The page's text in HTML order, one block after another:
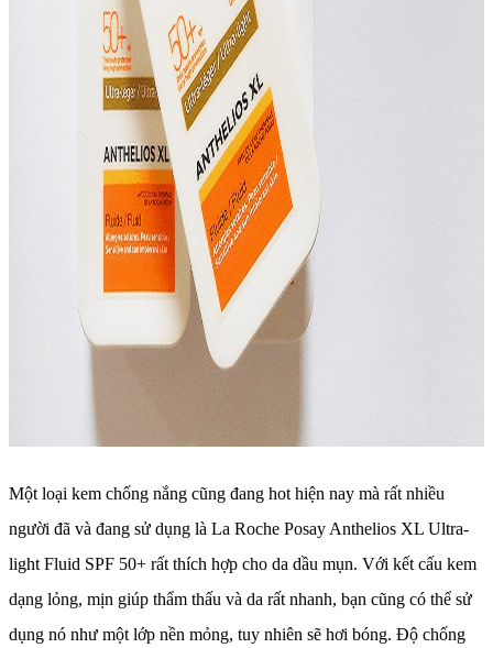
Một loại kem chống nắng cũng đang hot hiện nay mà rất nhiều
người đã và đang sử dụng là La Roche Posay Anthelios XL Ultra-
light Fluid SPF 50+ rất thích hợp cho da dầu mụn. Với kết cấu kem
dạng lỏng, mịn giúp thẩm thấu và da rất nhanh, bạn cũng có thể sử
dụng nó như một lớp nền mỏng, tuy nhiên sẽ hơi bóng. Độ chống